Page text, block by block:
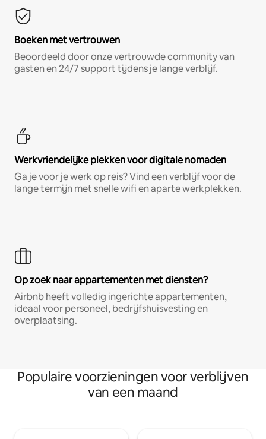
Boeken met vertrouwen
Beoordeeld door onze vertrouwde community van
gasten en 24/7 support tijdens je lange verblijf.
Werkvriendelijke plekken voor digitale nomaden
Ga je voor je werk op reis? Vind een verblijf voor de
lange termijn met snelle wifi en aparte werkplekken.
Op zoek naar appartementen met diensten?
Airbnb heeft volledig ingerichte appartementen,
ideaal voor personeel, bedrijfshuisvesting en
overplaatsing.
Populaire voorzieningen voor verblijven
van een maand